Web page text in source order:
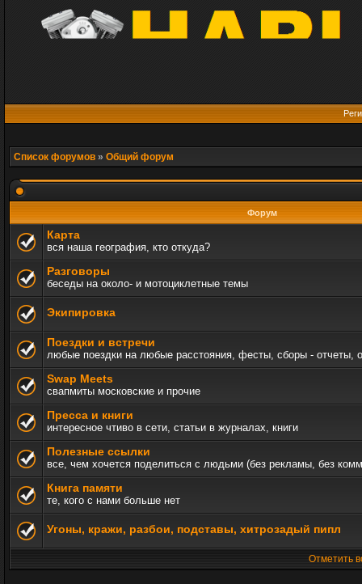
Список форумов » Общий форум
Форум
Карта
вся наша география, кто откуда?
Разговоры
беседы на около- и мотоциклетные темы
Экипировка
Поездки и встречи
любые поездки на любые расстояния, фесты, сборы - отчеты,
Swap Meets
свапмиты московские и прочие
Пресса и книги
интересное чтиво в сети, статьи в журналах, книги
Полезные ссылки
все, чем хочется поделиться с людьми (без рекламы, без
Книга памяти
те, кого с нами больше нет
Угоны, кражи, разбои, подставы, хитрозадый пипл
Отметить